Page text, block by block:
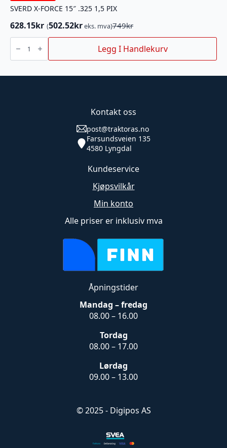
SVERD X-FORCE 15″ .325 1,5 PIX
749kr
Opprinnelig
pris
var:
749kr.
628.15kr
Nåværende
pris
er:
628.15kr.
(502.52kreks. mva)
SVERD
FORCE
15"
PIX
Legg I Handlekurv
Kontakt oss
post@traktoras.no
Farsundsveien 135
4580 Lyngdal
Kundeservice
Kjøpsvilkår
Min konto
Alle priser er inklusiv mva
Åpningstider
Mandag – fredag
08.00 – 16.00
Tordag
08.00 – 17.00
Lørdag
09.00 – 13.00
© 2025 - Digipos AS